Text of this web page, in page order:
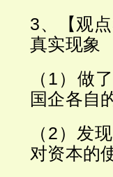
3、【观
真实现象
（1）做
国企各自
（2）发
对资本的